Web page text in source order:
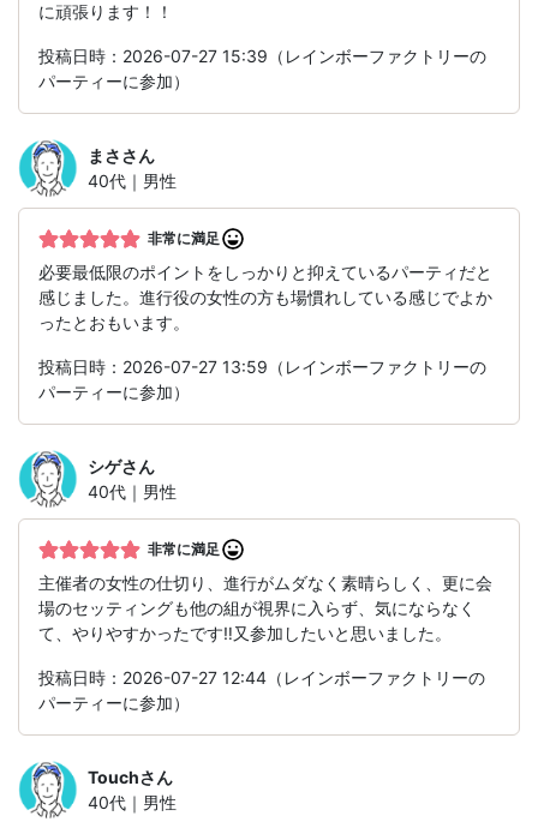
に頑張ります！！
投稿日時：2026-07-27 15:39（レインボーファクトリーの
パーティーに参加）
まささん
40代｜男性
非常に満足
必要最低限のポイントをしっかりと抑えているパーティだと
感じました。進行役の女性の方も場慣れしている感じでよか
ったとおもいます。
投稿日時：2026-07-27 13:59（レインボーファクトリーの
パーティーに参加）
シゲさん
40代｜男性
非常に満足
主催者の女性の仕切り、進行がムダなく素晴らしく、更に会
場のセッティングも他の組が視界に入らず、気にならなく
て、やりやすかったです‼️又参加したいと思いました。
投稿日時：2026-07-27 12:44（レインボーファクトリーの
パーティーに参加）
Touchさん
40代｜男性